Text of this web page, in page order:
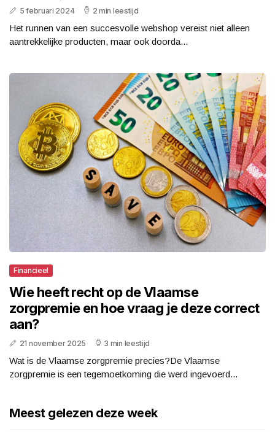
5 februari 2024 2 min leestijd
Het runnen van een succesvolle webshop vereist niet alleen
aantrekkelijke producten, maar ook doorda...
Financieel
Wie heeft recht op de Vlaamse
zorgpremie en hoe vraag je deze correct
aan?
21 november 2025 3 min leestijd
Wat is de Vlaamse zorgpremie precies?De Vlaamse
zorgpremie is een tegemoetkoming die werd ingevoerd...
Meest gelezen deze week